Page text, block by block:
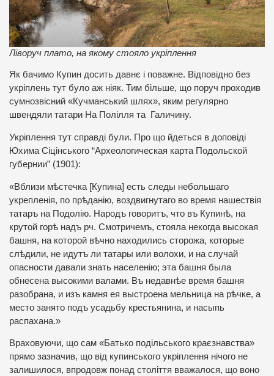
Ліворуч плато, на якому стояло укріплення
Як бачимо Купин досить давнє і поважне. Відповідно без
укріплень тут було аж ніяк. Тим більше, що поруч проходив
сумнозвісний «Кучманський шлях», яким регулярно
швендяли татари На Полілля та Галичину.
Укріплення тут справді були. Про що йдеться в доповіді
Юхима Сіцінського “Археологическая карта Подольской
губернии” (1901):
«Вблизи мѣстечка [Купина] есть следы небольшаго
укрепленія, по прѣданію, воздвигнутаго во время нашествія
татаръ на Подолію. Народъ говоритъ, что въ Купинѣ, на
крутой горѣ надъ рч. Смотричемъ, стояла некогда высокая
башня, на которой вѣчно находились сторожа, которые
слѣдили, не идутъ ли татары или волохи, и на случай
опасности давали знать населенію; эта башня была
обнесена высокими валами. Въ недавнѣе время башня
разобрана, и изъ камня ея выстроена мельница на рѣчке, а
место занято подъ усадьбу крестьянина, и насыпь
распахана.»
Враховуючи, що сам «Батько подільського краєзнавства»
прямо зазначив, що від купинського укріплення нічого не
залишилося, впродовж понад століття вважалося, що воно